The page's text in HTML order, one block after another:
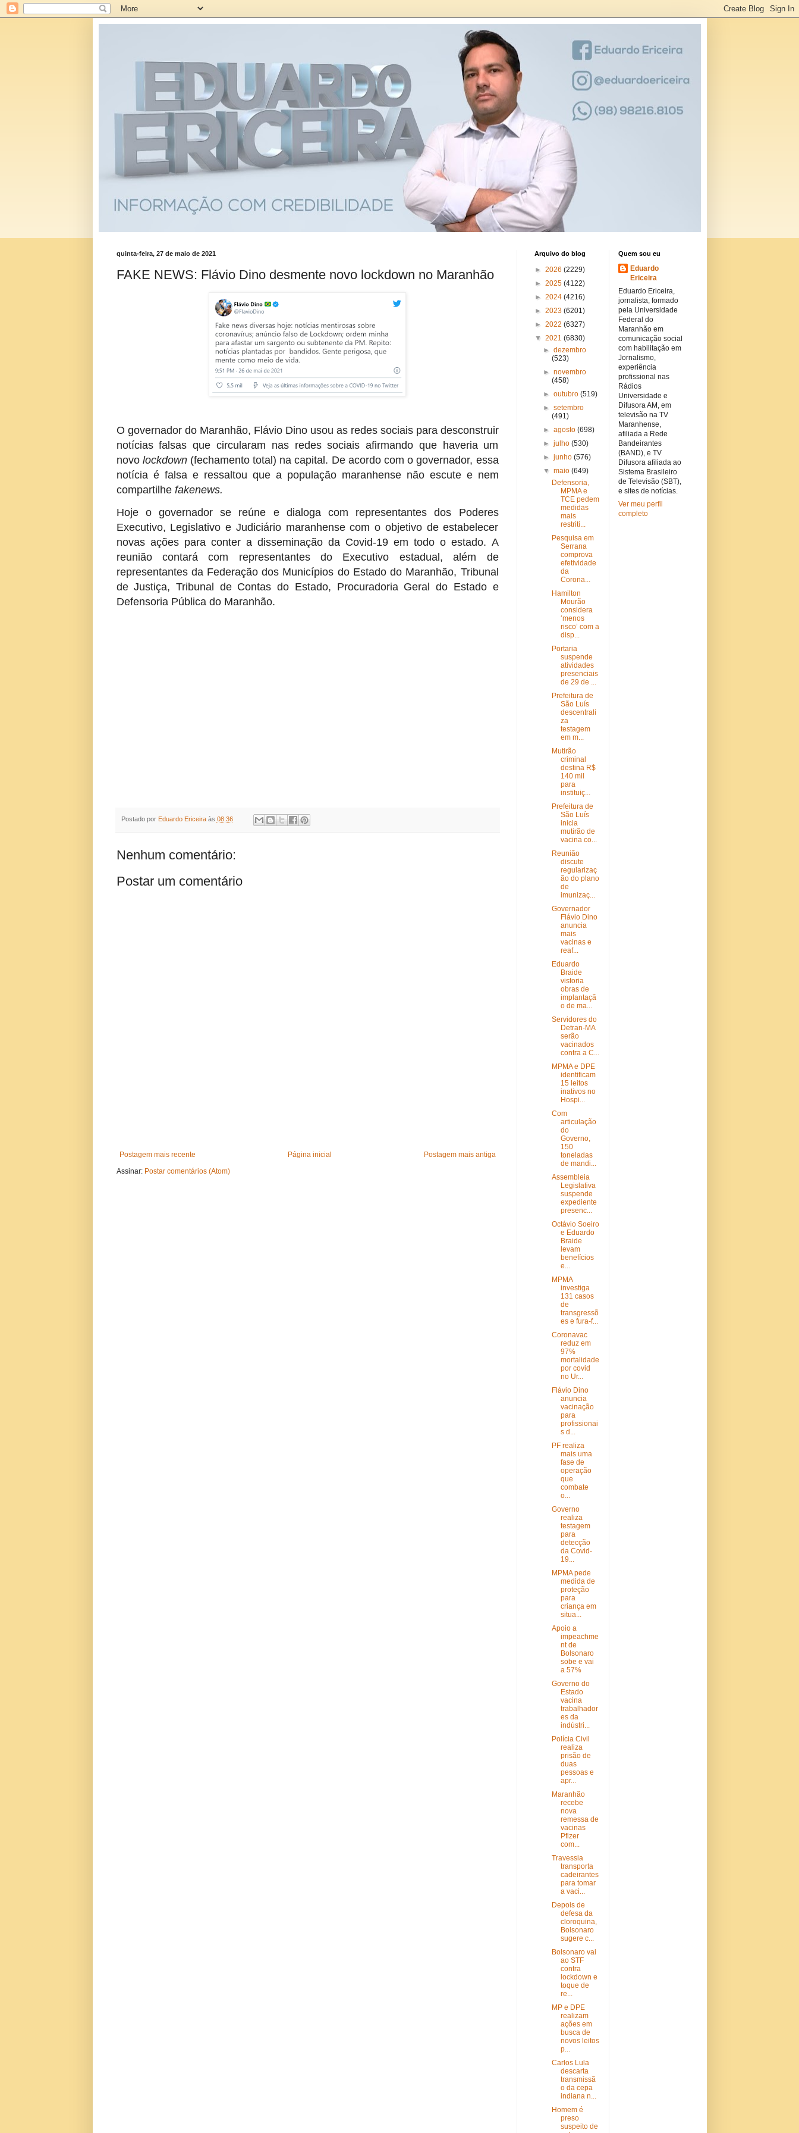
quinta-feira, 27 de maio de 2021
FAKE NEWS: Flávio Dino desmente novo lockdown no Maranhão
O governador do Maranhão, Flávio Dino usou as redes sociais para desconstruir
notícias falsas que circularam nas redes sociais afirmando que haveria um
novo lockdown(fechamento total) na capital. De acordo com o governador, essa
notícia é falsa e ressaltou que a população maranhense não escute e nem
compartilhe fakenews.
Hoje o governador se reúne e dialoga com representantes dos Poderes
Executivo, Legislativo e Judiciário maranhense com o objetivo de estabelecer
novas ações para conter a disseminação da Covid-19 em todo o estado. A
reunião contará com representantes do Executivo estadual, além de
representantes da Federação dos Municípios do Estado do Maranhão, Tribunal
de Justiça, Tribunal de Contas do Estado, Procuradoria Geral do Estado e
Defensoria Pública do Maranhão.
Postado por Eduardo Ericeira às 08:36
Nenhum comentário:
Postar um comentário
Postagem mais recente Postagem mais antiga
Página inicial
Assinar: Postar comentários (Atom)
Arquivo do blog
► 2026 (2229)
► 2025 (4122)
► 2024 (4216)
► 2023 (6201)
► 2022 (6327)
▼ 2021 (6830)
► dezembro
(523)
► novembro
(458)
► outubro (519)
► setembro
(491)
► agosto (698)
► julho (530)
► junho (576)
▼ maio (649)
Defensoria,
MPMA e
TCE pedem
medidas
mais
restriti...
Pesquisa em
Serrana
comprova
efetividade
da
Corona...
Hamilton
Mourão
considera
‘menos
risco’ com a
disp...
Portaria
suspende
atividades
presenciais
de 29 de ...
Prefeitura de
São Luís
descentrali
za
testagem
em m...
Mutirão
criminal
destina R$
140 mil
para
instituiç...
Prefeitura de
São Luís
inicia
mutirão de
vacina co...
Reunião
discute
regularizaç
ão do plano
de
imunizaç...
Governador
Flávio Dino
anuncia
mais
vacinas e
reaf...
Eduardo
Braide
vistoria
obras de
implantaçã
o de ma...
Servidores do
Detran-MA
serão
vacinados
contra a C...
MPMA e DPE
identificam
15 leitos
inativos no
Hospi...
Com
articulação
do
Governo,
150
toneladas
de mandi...
Assembleia
Legislativa
suspende
expediente
presenc...
Octávio Soeiro
e Eduardo
Braide
levam
benefícios
e...
MPMA
investiga
131 casos
de
transgressõ
es e fura-f...
Coronavac
reduz em
97%
mortalidade
por covid
no Ur...
Flávio Dino
anuncia
vacinação
para
profissionai
s d...
PF realiza
mais uma
fase de
operação
que
combate
o...
Governo
realiza
testagem
para
detecção
da Covid-
19...
MPMA pede
medida de
proteção
para
criança em
situa...
Apoio a
impeachme
nt de
Bolsonaro
sobe e vai
a 57%
Governo do
Estado
vacina
trabalhador
es da
indústri...
Polícia Civil
realiza
prisão de
duas
pessoas e
apr...
Maranhão
recebe
nova
remessa de
vacinas
Pfizer
com...
Travessia
transporta
cadeirantes
para tomar
a vaci...
Depois de
defesa da
cloroquina,
Bolsonaro
sugere c...
Bolsonaro vai
ao STF
contra
lockdown e
toque de
re...
MP e DPE
realizam
ações em
busca de
novos leitos
p...
Carlos Lula
descarta
transmissã
o da cepa
indiana n...
Homem é
preso
suspeito de
Quem sou eu
Eduardo
Ericeira
Eduardo Ericeira,
jornalista, formado
pela Universidade
Federal do
Maranhão em
comunicação social
com habilitação em
Jornalismo,
experiência
profissional nas
Rádios
Universidade e
Difusora AM, em
televisão na TV
Maranhense,
afiliada a Rede
Bandeirantes
(BAND), e TV
Difusora afiliada ao
Sistema Brasileiro
de Televisão (SBT),
e sites de notícias.
Ver meu perfil
completo